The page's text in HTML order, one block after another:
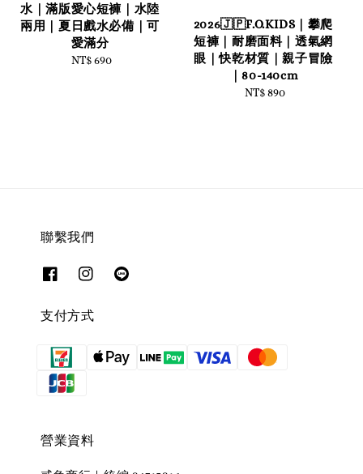
水｜滿版愛心短褲｜水陸
兩用｜夏日戲水必備｜可
愛滿分
Regular
NT$ 690
2026🇯🇵F.O.KIDS｜攀爬
短褲｜耐磨面料｜透氣網
眼｜快乾材質｜親子冒險
｜80-140cm
Regular
NT$ 890
聯繫我們
支付方式
營業資料